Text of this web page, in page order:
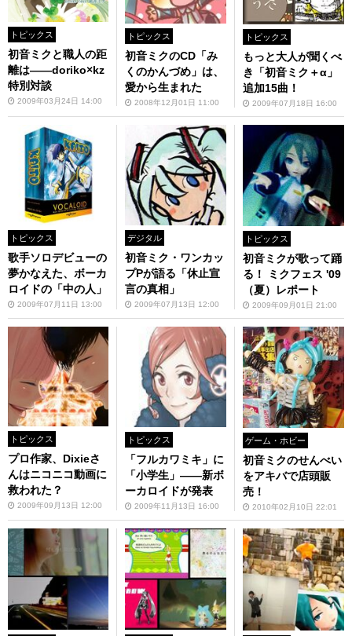
トピックス
初音ミクと職人の距
離は――doriko×kz
特別対談
2009年03月24日 14:00
トピックス
初音ミクのCD「み
くのかんづめ」は、
愛から生まれた
2008年12月01日 11:00
トピックス
もっと大人が聞くべ
き「初音ミク＋α」
追加15曲！
2009年07月18日 16:00
トピックス
歌手ソロデビューの
夢かなえた、ボーカ
ロイドの「中の人」
2009年07月11日 13:00
デジタル
初音ミク・ワンカッ
プPが語る「休止宣
言の真相」
2009年07月13日 12:00
トピックス
初音ミクが歌って踊
る！ ミクフェス '09
（夏）レポート
2009年09月01日 21:00
トピックス
プロ作家、Dixieさ
んはニコニコ動画に
救われた？
2009年09月13日 12:00
トピックス
「フルカワミキ」に
「小学生」――新ボ
ーカロイドが発表
2009年11月13日 16:00
ゲーム・ホビー
初音ミクのせんべい
をアキバで店頭販
売！
2010年02月10日 22:01